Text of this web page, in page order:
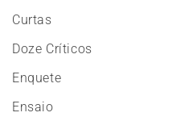
Curtas
Doze Críticos
Enquete
Ensaio